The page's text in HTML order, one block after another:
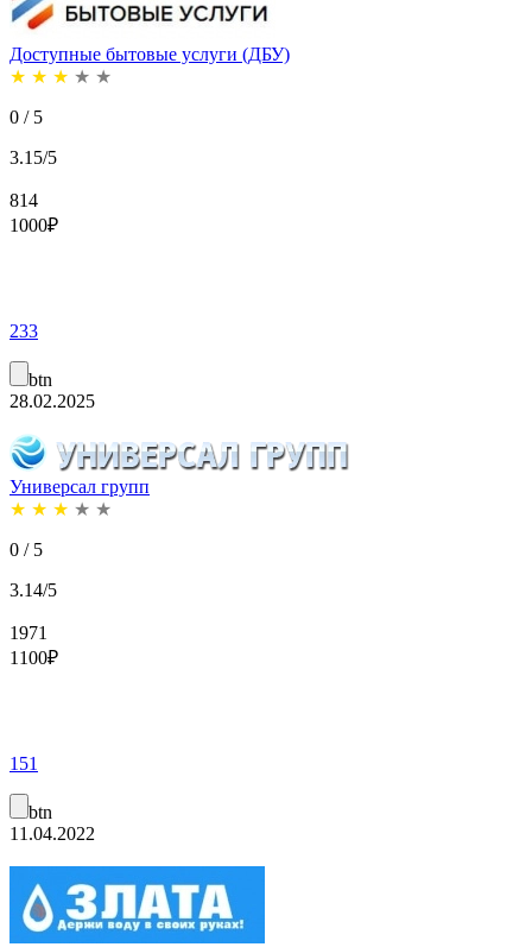
Доступные бытовые услуги (ДБУ)
★ ★ ★ ★ ★
0 / 5
3.15/5
814
1000₽
233
btn
28.02.2025
Универсал групп
★ ★ ★ ★ ★
0 / 5
3.14/5
1971
1100₽
151
btn
11.04.2022